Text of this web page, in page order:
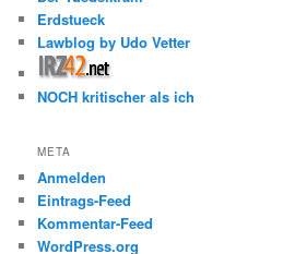
Erdstueck
Lawblog by Udo Vetter
NOCH kritischer als ich
META
Anmelden
Eintrags-Feed
Kommentar-Feed
WordPress.org